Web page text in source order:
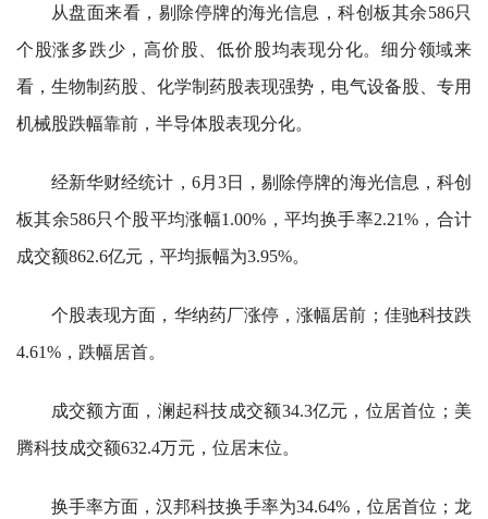
从盘面来看，剔除停牌的海光信息，科创板其余586只
个股涨多跌少，高价股、低价股均表现分化。细分领域来
看，生物制药股、化学制药股表现强势，电气设备股、专用
机械股跌幅靠前，半导体股表现分化。
经新华财经统计，6月3日，剔除停牌的海光信息，科创
板其余586只个股平均涨幅1.00%，平均换手率2.21%，合计
成交额862.6亿元，平均振幅为3.95%。
个股表现方面，华纳药厂涨停，涨幅居前；佳驰科技跌
4.61%，跌幅居首。
成交额方面，澜起科技成交额34.3亿元，位居首位；美
腾科技成交额632.4万元，位居末位。
换手率方面，汉邦科技换手率为34.64%，位居首位；龙